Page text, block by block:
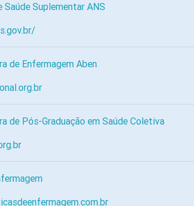
Saúde Suplementar ANS
de Enfermagem Aben
de Pós-Graduação em Saúde Coletiva